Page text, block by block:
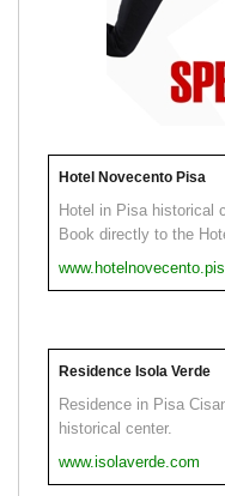
Hotel Novecento Pisa
Hotel in Pisa historical
Book directly to the
Residence Isola Verde
Residence in Pisa
historical center.
www.isolaverde.com